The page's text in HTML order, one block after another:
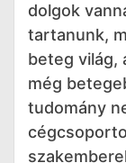
dolgok
tartanunk,
beteg világ,
még
tudomány